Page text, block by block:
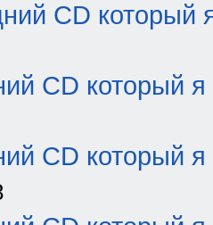
CD который
CD который я
CD который я